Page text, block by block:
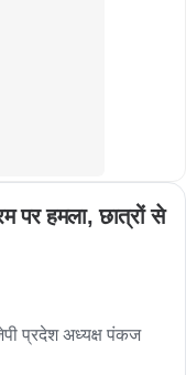
पर हमला, छात्रों से
प्रदेश अध्यक्ष पंकज